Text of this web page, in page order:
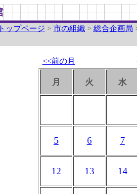
トップページ > 市の組織 > 総合企画局
<<前の月
月 火 水
5 6 7
12 13 14